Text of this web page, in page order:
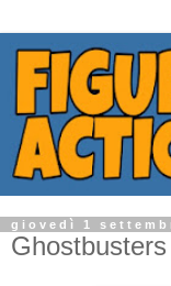
giovedì 1
Ghostbusters